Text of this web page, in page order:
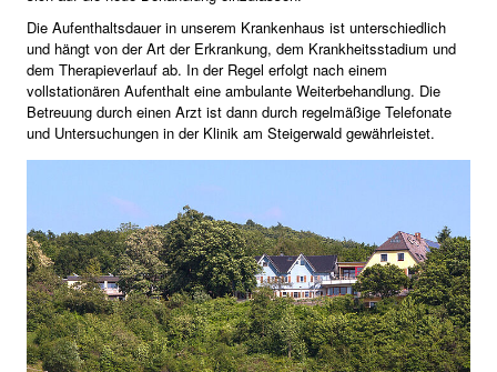
Die Aufenthaltsdauer in unserem Krankenhaus ist unterschiedlich
und hängt von der Art der Erkrankung, dem Krankheitsstadium und
dem Therapieverlauf ab. In der Regel erfolgt nach einem
vollstationären Aufenthalt eine ambulante Weiterbehandlung. Die
Betreuung durch einen Arzt ist dann durch regelmäßige Telefonate
und Untersuchungen in der Klinik am Steigerwald gewährleistet.